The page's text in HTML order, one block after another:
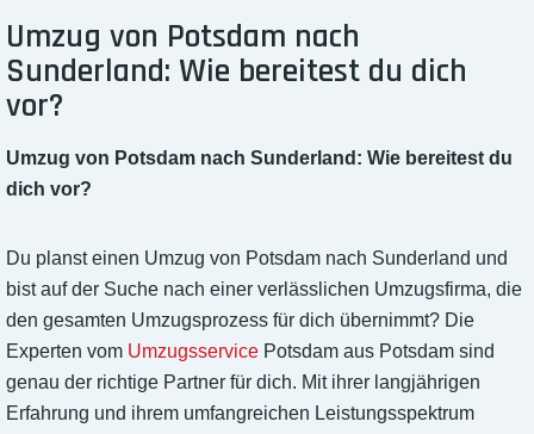
Umzug von Potsdam nach
Sunderland: Wie bereitest du dich
vor?
Umzug von Potsdam nach Sunderland: Wie bereitest du
dich vor?
Du planst einen Umzug von Potsdam nach Sunderland und
bist auf der Suche nach einer verlässlichen Umzugsfirma, die
den gesamten Umzugsprozess für dich übernimmt? Die
Experten vom Umzugsservice Potsdam aus Potsdam sind
genau der richtige Partner für dich. Mit ihrer langjährigen
Erfahrung und ihrem umfangreichen Leistungsspektrum